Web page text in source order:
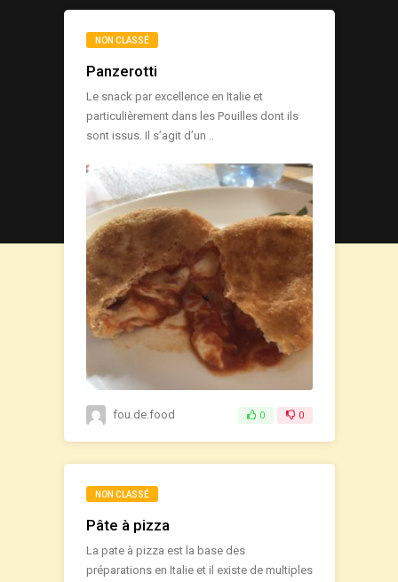
NON CLASSÉ
Panzerotti
Le snack par excellence en Italie et
particulièrement dans les Pouilles dont ils
sont issus. Il s’agit d’un ..
fou.de.food 0 0
NON CLASSÉ
Pâte à pizza
La pate à pizza est la base des
préparations en Italie et il existe de multiples